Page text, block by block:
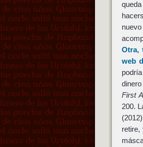
Otra,
web
First
200.
retire,